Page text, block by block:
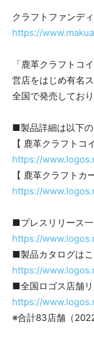
クラフトファンデ
https://
「鹿革クラフトコ
営店をはじめ有名
全国で発売しており
■製品詳細は以下の
【 鹿革クラフトコ
https://
【 鹿革クラフトカ
https://
■プレスリリース
https://
■製品カタログは
https://
■全国ロゴス店舗リ
https://
※合計83店舗（